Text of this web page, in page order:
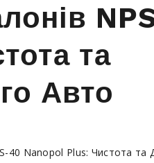
та
Авто
40 Nanopol Plus: Чистота та